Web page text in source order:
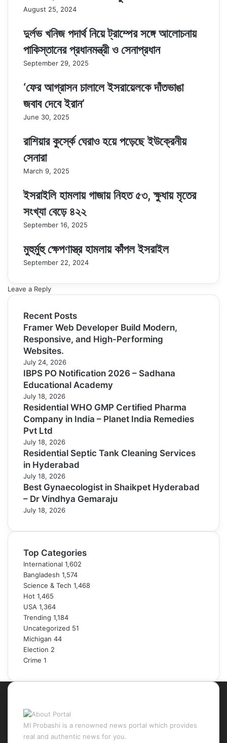
August 25, 2024
দুর্লভ খনিজ পদার্থ নিয়ে ট্রাম্পের সঙ্গে আলোচনায়
পাকিস্তানের প্রধানমন্ত্রী ও সেনাপ্রধান
September 29, 2025
‘ফের আগ্রাসন চালালে ইসরায়েলকে দাঁতভাঙা
জবাব দেবে ইরান’
June 30, 2025
রাশিয়ার কুর্স্কে ঘেরাও হয়ে পড়েছে ইউক্রেনীয়
সেনারা
March 9, 2025
ইসরাইলি হামলায় গাজায় নিহত ৫৩, ক্ষুধায় মৃতের
সংখ্যা বেড়ে ৪২২
September 16, 2025
মুহুর্মুহু ক্ষেপণাস্ত্র হামলায় কাঁপল ইসরাইল
September 22, 2024
Leave a Reply
Recent Posts
Framer Web Developer Build Modern,
Responsive, and High-Performing
Websites.
July 24, 2026
IBPS PO Notification 2026 – Sadhana
Educational Academy
July 18, 2026
Residential WHO GMP Certified Pharma
Company in India – Planet India Remedies
Pvt Ltd
July 18, 2026
Residential Septic Tank Cleaning Services
in Hyderabad
July 18, 2026
Best Gynaecologist in Shaikpet Hyderabad
– Dr Vindhya Gemaraju
July 18, 2026
Top Categories
International 1,602
Bangladesh 1,574
Science & Tech 1,468
Hot 1,465
USA 1,364
Trending 1,184
Uncategorized 51
Michigan 44
Election 2
Crime 1
MI Probashi is a renowned news portal which provides
real and authentic news for you.